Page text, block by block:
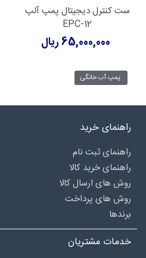
ست کنترل دیجیتال پمپ آلپ
EPC-12
65,000,000 ریال
پمپ آب خانگی
راهنمای خرید
راهنمای ثبت نام
راهنمای خرید کالا
روش های ارسال کالا
روش های پرداخت
برندها
خدمات مشتریان